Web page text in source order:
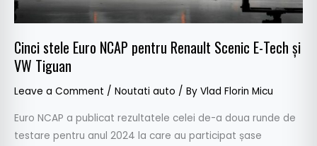
Cinci stele Euro NCAP pentru Renault Scenic E-Tech și
VW Tiguan
Leave a Comment / Noutati auto / By Vlad Florin Micu
Euro NCAP a publicat rezultatele celei de-a doua runde de
testare pentru anul 2024 la care au participat șase
Tech
VW
Tiguan